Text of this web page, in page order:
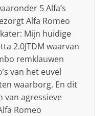
5 Alfa’s
Alfa Romeo
Mijn huidige
2.0JTDM waarvan
remklauwen
van het euvel
waarborg. En dit
van agressieve
Romeo